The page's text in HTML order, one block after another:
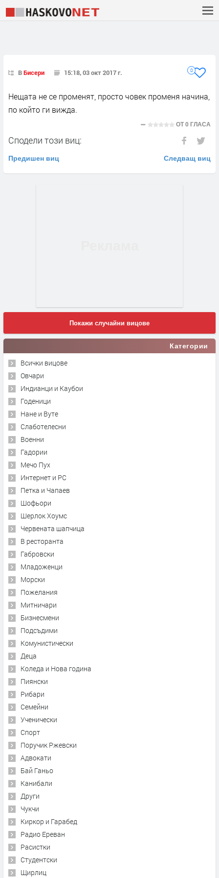
ВБисери 15:18, 03 окт 2017 г. 0
Нещата не се променят, просто човек променя начина,
по който ги вижда.
ОТ0 ГЛАСА
Сподели този виц:
Предишен виц Следващ виц
Покажи случайни вицове
Категории
Всички вицове
Овчари
Индианци и Каубои
Годеници
Нане и Вуте
Слаботелесни
Военни
Гадории
Мечо Пух
Интернет и PC
Петка и Чапаев
Шофьори
Шерлок Хоумс
Червената шапчица
В ресторанта
Габровски
Младоженци
Морски
Пожелания
Митничари
Бизнесмени
Подсъдими
Комунистически
Деца
Коледа и Нова година
Пиянски
Рибари
Семейни
Ученически
Спорт
Поручик Ржевски
Адвокати
Бай Ганьо
Канибали
Други
Чукчи
Киркор и Гарабед
Радио Ереван
Расистки
Студентски
Щирлиц